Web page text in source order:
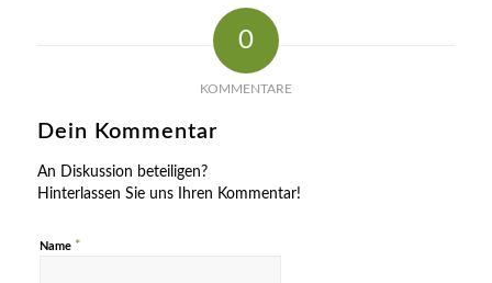
0
KOMMENTARE
Dein Kommentar
An Diskussion beteiligen?
Hinterlassen Sie uns Ihren Kommentar!
Name *